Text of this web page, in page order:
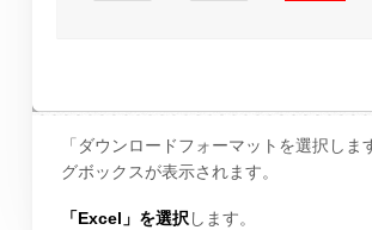
「ダウンロードフォーマットを選択しま
グボックスが表示されます。
「Excel」を選択 します。